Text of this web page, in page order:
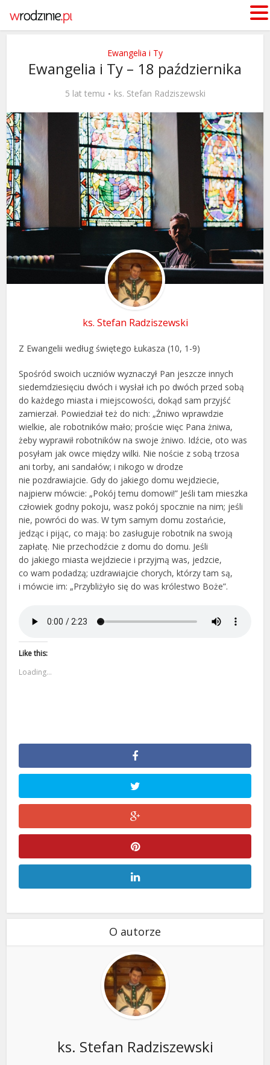
Ewangelia i Ty
Ewangelia i Ty – 18 października
5 lat temu ks. Stefan Radziszewski
ks. Stefan Radziszewski
Z Ewangelii według świętego Łukasza (10, 1-9)
Spośród swoich uczniów wyznaczył Pan jeszcze innych
siedemdziesięciu dwóch i wysłał ich po dwóch przed sobą
do każdego miasta i miejscowości, dokąd sam przyjść
zamierzał. Powiedział też do nich: „Żniwo wprawdzie
wielkie, ale robotników mało; proście więc Pana żniwa,
żeby wyprawił robotników na swoje żniwo. Idźcie, oto was
posyłam jak owce między wilki. Nie noście z sobą trzosa
ani torby, ani sandałów; i nikogo w drodze
nie pozdrawiajcie. Gdy do jakiego domu wejdziecie,
najpierw mówcie: „Pokój temu domowi!” Jeśli tam mieszka
człowiek godny pokoju, wasz pokój spocznie na nim; jeśli
nie, powróci do was. W tym samym domu zostańcie,
jedząc i pijąc, co mają: bo zasługuje robotnik na swoją
zapłatę. Nie przechodźcie z domu do domu. Jeśli
do jakiego miasta wejdziecie i przyjmą was, jedzcie,
co wam podadzą; uzdrawiajcie chorych, którzy tam są,
i mówcie im: „Przybliżyło się do was królestwo Boże”.
Like this:
Loading...
O autorze
ks. Stefan Radziszewski